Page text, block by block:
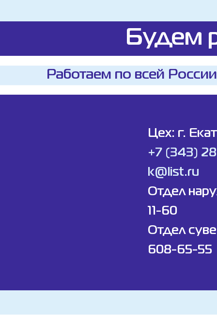
Будем
Работаем по всей
Цех: г.
+7 (343)
k@list.ru
Отдел
11-60
Отдел
608-65-55